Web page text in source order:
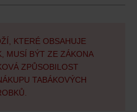
KTERÉ OBSAHUJE
MUSÍ BÝT ZE ZÁKONA
ZPŮSOBILOST
TABÁKOVÝCH